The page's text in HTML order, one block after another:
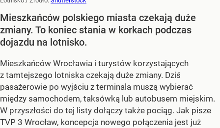
Mieszkańców polskiego miasta czekają duże
zmiany. To koniec stania w korkach podczas
dojazdu na lotnisko.
Mieszkańców Wrocławia i turystów korzystających
z tamtejszego lotniska czekają duże zmiany. Dziś
pasażerowie po wyjściu z terminala muszą wybierać
między samochodem, taksówką lub autobusem miejskim.
W przyszłości do tej listy dołączy także pociąg. Jak pisze
TVP 3 Wrocław, koncepcja nowego połączenia jest już